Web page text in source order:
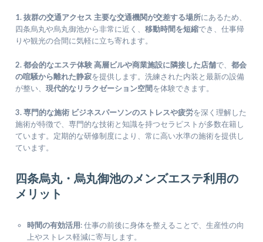
1. 抜群の交通アクセス 主要な交通機関が交差する場所にあるため、
四条烏丸や烏丸御池から非常に近く、移動時間を短縮でき、仕事帰
りや観光の合間に気軽に立ち寄れます。
2. 都会的なエステ体験高層ビルや商業施設に隣接した店舗で、都会
の喧騒から離れた静寂を提供します。洗練された内装と最新の設備
が整い、現代的なリラクゼーション空間を体験できます。
3. 専門的な施術 ビジネスパーソンのストレスや疲労を深く理解した
施術が特徴で、専門的な技術と知識を持つセラピストが多数在籍し
ています。定期的な研修制度により、常に高い水準の施術を提供し
ています。
四条烏丸・烏丸御池のメンズエステ利用の
メリット
時間の有効活用: 仕事の前後に身体を整えることで、生産性の向
上やストレス軽減に寄与します。